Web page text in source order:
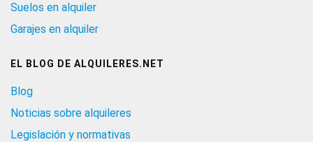
Suelos en alquiler
Garajes en alquiler
EL BLOG DE ALQUILERES.NET
Blog
Noticias sobre alquileres
Legislación y normativas